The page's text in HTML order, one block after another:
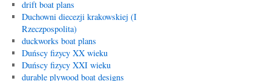
drift boat plans
Duchowni diecezji krakowskiej (I
Rzeczpospolita)
duckworks boat plans
Duńscy fizycy XX wieku
Duńscy fizycy XXI wieku
durable plywood boat designs